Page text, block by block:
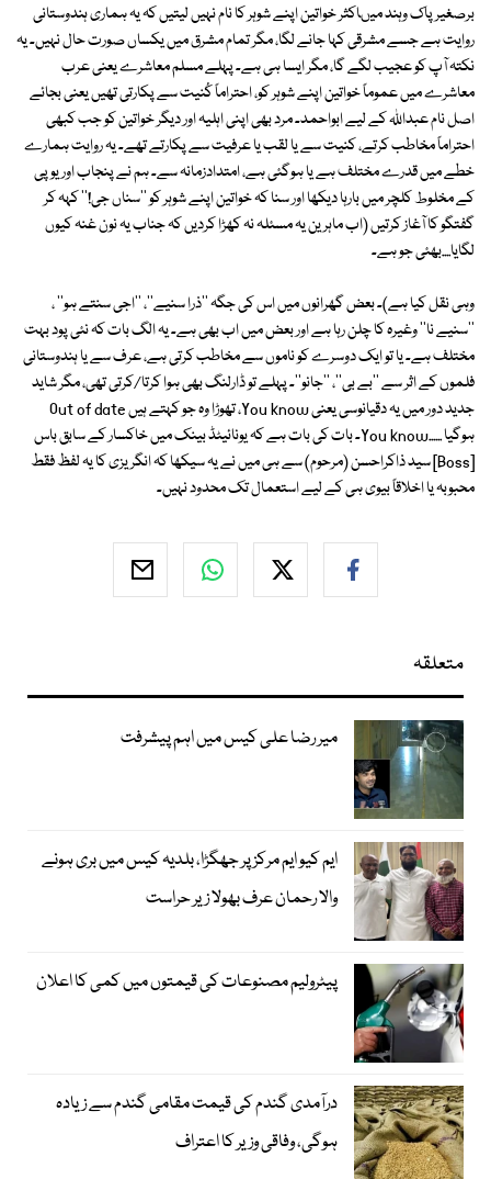
برصغیر پاک وہند میںاکثر خواتین اپنے شوہر کا نام نہیں لیتیں کہ یہ ہماری ہندوستانی
روایت ہے جسے مشرقی کہا جانے لگا، مگر تمام مشرق میں یکساں صورت حال نہیں۔ یہ
نکتہ آپ کو عجیب لگے گا، مگر ایسا ہی ہے۔ پہلے مسلم معاشرے یعنی عرب
معاشرے میں عموماً خواتین اپنے شوہر کو، احتراماً کُنیت سے پکارتی تھیں یعنی بجائے
اصل نام عبداللہ کے لیے ابواحمد۔ مرد بھی اپنی اہلیہ اور دیگر خواتین کو جب کبھی
احتراماً مخاطب کرتے، کنیت سے یا لقب یا عرفیت سے پکارتے تھے۔ یہ روایت ہمارے
خطے میں قدرے مختلف ہے یا ہوگئی ہے، امتدادزمانہ سے۔ ہم نے پنجاب اور یوپی
کے مخلوط کلچر میں بارہا دیکھا اور سنا کہ خواتین اپنے شوہر کو ''سناں جی!'' کہہ کر
گفتگو کا آغاز کرتیں (اب ماہرین یہ مسئلہ نہ کھڑا کردیں کہ جناب یہ نون غنہ کیوں
لگایا....بھئی جو ہے۔
وہی نقل کیا ہے)۔ بعض گھرانوں میں اس کی جگہ ''ذرا سنیے''، ''اجی سنتے ہو'' ،
''سنیے نا'' وغیرہ کا چلن رہا ہے اور بعض میں اب بھی ہے۔ یہ الگ بات کہ نئی پود بہت
مختلف ہے۔ یا تو ایک دوسرے کو ناموں سے مخاطب کرتی ہے، عرف سے یا ہندوستانی
فلموں کے اثر سے ''بے بی''، ''جانو''۔ پہلے تو ڈارلنگ بھی ہوا کرتا/کرتی تھی، مگر شاید
جدید دور میں یہ دقیانوسی یعنی You know، تھوڑا وہ جو کہتے ہیں Out of date
ہوگیا ......You know۔ بات کی بات ہے کہ یونائیٹڈ بینک میں خاکسار کے سابق باس
[Boss] سید ذاکراحسن (مرحوم) سے ہی میں نے یہ سیکھا کہ انگریزی کا یہ لفظ فقط
محبوبہ یا اخلاقاً بیوی ہی کے لیے استعمال تک محدود نہیں۔
متعلقہ
میر رضا علی کیس میں اہم پیشرفت
ایم کیو ایم مرکز پر جھگڑا، بلدیہ کیس میں بری ہونے
والا رحمان عرف بھولا زیر حراست
پیٹرولیم مصنوعات کی قیمتوں میں کمی کا اعلان
درآمدی گندم کی قیمت مقامی گندم سے زیادہ
ہوگی، وفاقی وزیر کا اعتراف